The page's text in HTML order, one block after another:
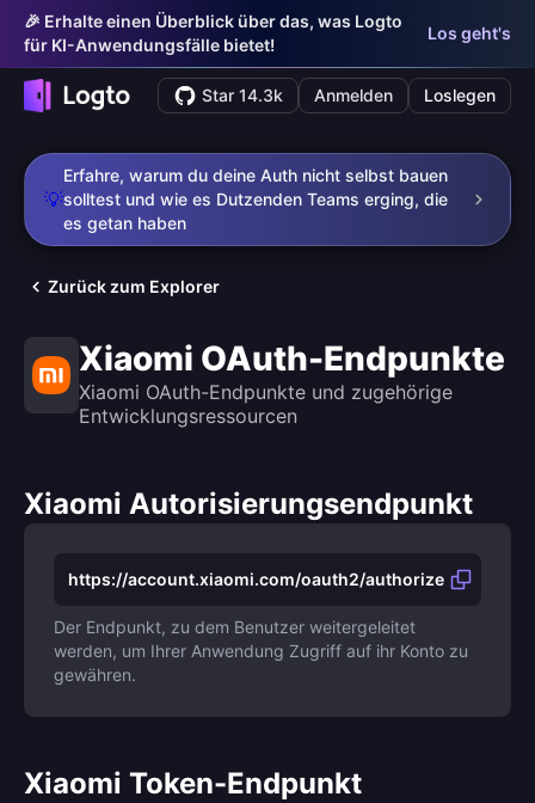
🎉 Erhalte einen Überblick über das, was Logto
für KI-Anwendungsfälle bietet!
Los geht's
Star 14.3k Anmelden Loslegen
💡
Erfahre, warum du deine Auth nicht selbst bauen
solltest und wie es Dutzenden Teams erging, die
es getan haben
Zurück zum Explorer
Xiaomi OAuth-Endpunkte
Xiaomi OAuth-Endpunkte und zugehörige
Entwicklungsressourcen
Xiaomi Autorisierungsendpunkt
https://account.xiaomi.com/oauth2/authorize
Der Endpunkt, zu dem Benutzer weitergeleitet
werden, um Ihrer Anwendung Zugriff auf ihr Konto zu
gewähren.
Xiaomi Token-Endpunkt